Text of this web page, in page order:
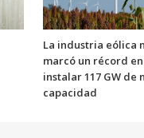
La industria eólica
marcó un récord en
instalar 117 GW de
capacidad